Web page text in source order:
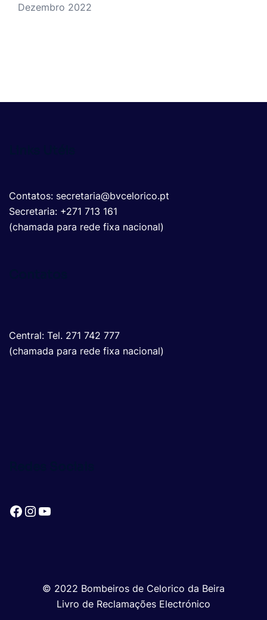
Dezembro 2022
Contatos: secretaria@bvcelorico.pt
Secretaria: +271 713 161
(chamada para rede fixa nacional)
Central: Tel. 271 742 777
(chamada para rede fixa nacional)
Facebook
Instagram
YouTube
© 2022 Bombeiros de Celorico da Beira
Livro de Reclamações Electrónico